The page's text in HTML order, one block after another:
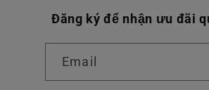
Đăng ký để nhận ưu đãi
Email